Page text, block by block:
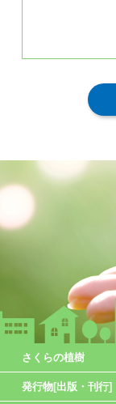
さくらの植樹
発行物[出版・刊行]